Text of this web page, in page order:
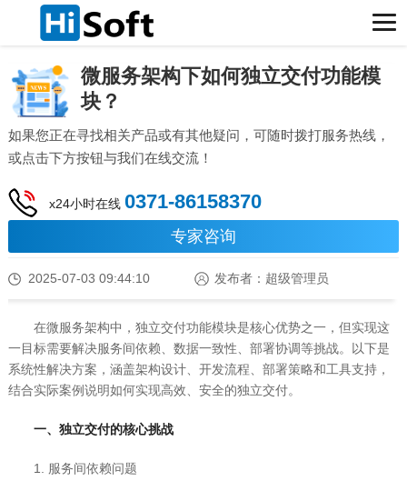
微服务架构下如何独立交付功能模
块？
如果您正在寻找相关产品或有其他疑问，可随时拨打服务热线，
或点击下方按钮与我们在线交流！
x24小时在线 0371-86158370
专家咨询
2025-07-03 09:44:10 发布者：超级管理员
在微服务架构中，独立交付功能模块是核心优势之一，但实现这
一目标需要解决服务间依赖、数据一致性、部署协调等挑战。以下是
系统性解决方案，涵盖架构设计、开发流程、部署策略和工具支持，
结合实际案例说明如何实现高效、安全的独立交付。
一、独立交付的核心挑战
1. 服务间依赖问题